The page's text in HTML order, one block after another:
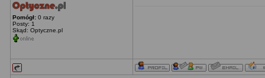
Pomógł: 0 razy
Posty: 1
Skąd: Optyczne.pl